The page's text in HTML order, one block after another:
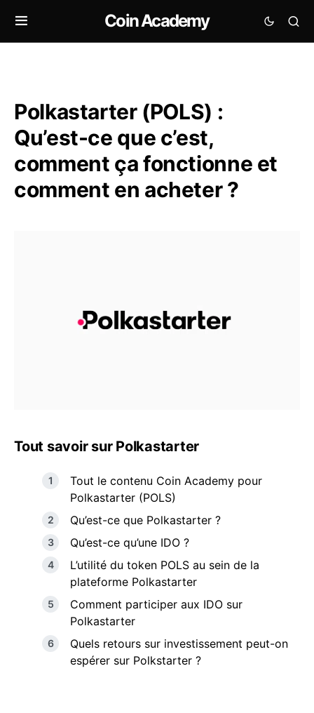
Coin Academy
Polkastarter (POLS) :
Qu’est-ce que c’est,
comment ça fonctionne et
comment en acheter ?
Tout savoir sur Polkastarter
Tout le contenu Coin Academy pour
Polkastarter (POLS)
Qu’est-ce que Polkastarter ?
Qu’est-ce qu’une IDO ?
L’utilité du token POLS au sein de la
plateforme Polkastarter
Comment participer aux IDO sur
Polkastarter
Quels retours sur investissement peut-on
espérer sur Polkstarter ?